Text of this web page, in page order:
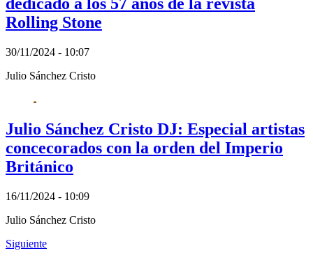
Rolling Stone
30/11/2024 - 10:07
Julio Sánchez Cristo
Julio Sánchez Cristo DJ: Especial artistas
concecorados con la orden del Imperio
Británico
16/11/2024 - 10:09
Julio Sánchez Cristo
Siguiente